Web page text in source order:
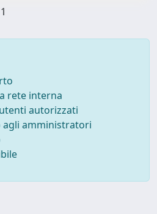
rete interna
autorizzati
amministratori